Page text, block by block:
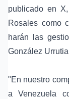
publicado en
Rosales como
harán las
González
"En nuestro
a Venezuela